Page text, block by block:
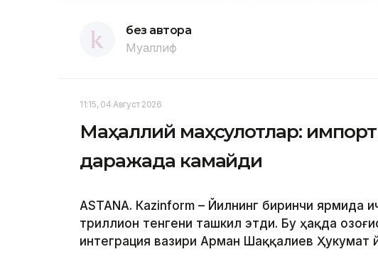
без автора
Муаллиф
11:15, 04 Август 2026
Маҳаллий маҳсулотлар:
даражада камайди
ASTANА. Кazinform – Йилнинг биринчи ярмида
триллион тенгени ташкил этди. Бу ҳақда
интеграция вазири Арман Шаққалиев